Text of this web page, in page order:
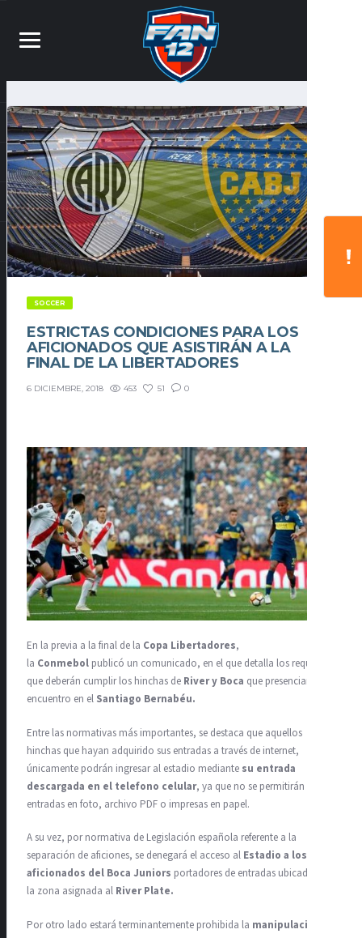
SOCCER
ESTRICTAS CONDICIONES PARA LOS
AFICIONADOS QUE ASISTIRÁN A LA
FINAL DE LA LIBERTADORES
6 DICIEMBRE, 2018 453 51 0
En la previa a la final de la Copa Libertadores,
la Conmebol publicó un comunicado, en el que detalla los requisitos
que deberán cumplir los hinchas de River y Boca que presenciarán el
encuentro en el Santiago Bernabéu.
Entre las normativas más importantes, se destaca que aquellos
hinchas que hayan adquirido sus entradas a través de internet,
únicamente podrán ingresar al estadio mediante su entrada
descargada en el telefono celular, ya que no se permitirán
entradas en foto, archivo PDF o impresas en papel.
A su vez, por normativa de Legislación española referente a la
separación de aficiones, se denegará el acceso al Estadio a los
aficionados del Boca Juniors portadores de entradas ubicadas en
la zona asignada al River Plate.
Por otro lado estará terminantemente prohibida la manipulación